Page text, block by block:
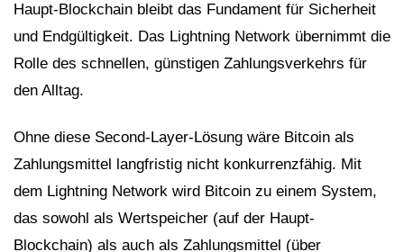
Haupt-Blockchain bleibt das Fundament für Sicherheit
und Endgültigkeit. Das Lightning Network übernimmt die
Rolle des schnellen, günstigen Zahlungsverkehrs für
den Alltag.
Ohne diese Second-Layer-Lösung wäre Bitcoin als
Zahlungsmittel langfristig nicht konkurrenzfähig. Mit
dem Lightning Network wird Bitcoin zu einem System,
das sowohl als Wertspeicher (auf der Haupt-
Blockchain) als auch als Zahlungsmittel (über